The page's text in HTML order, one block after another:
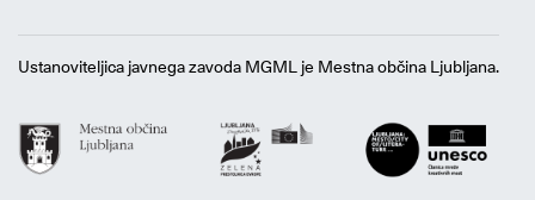
Ustanoviteljica javnega zavoda MGML je Mestna občina Ljubljana.